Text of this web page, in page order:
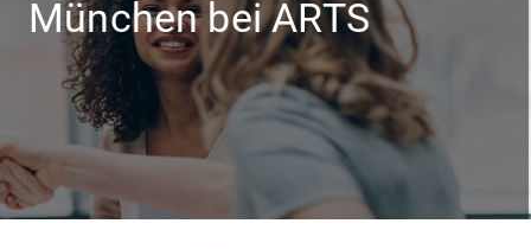
Recruiting
München bei ARTS